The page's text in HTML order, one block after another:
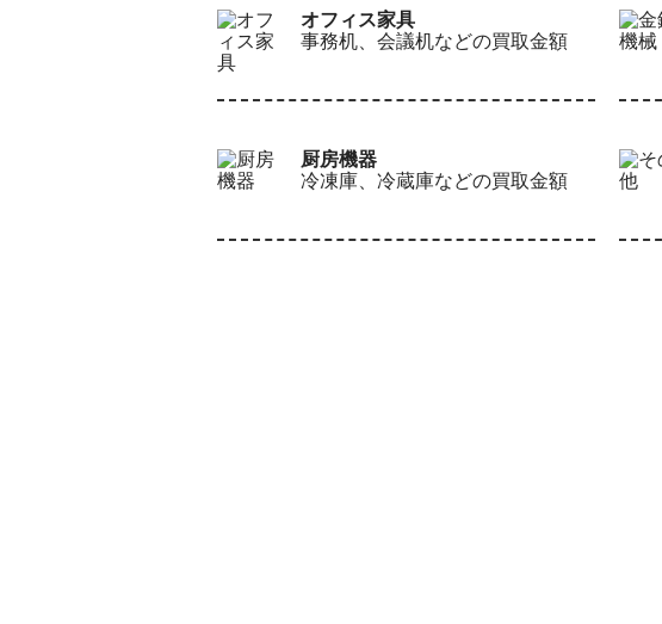
オフィス家具
事務机、会議机などの買取金額
厨房機器
冷凍庫、冷蔵庫などの買取金額